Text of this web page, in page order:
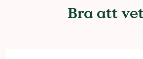
Bra att